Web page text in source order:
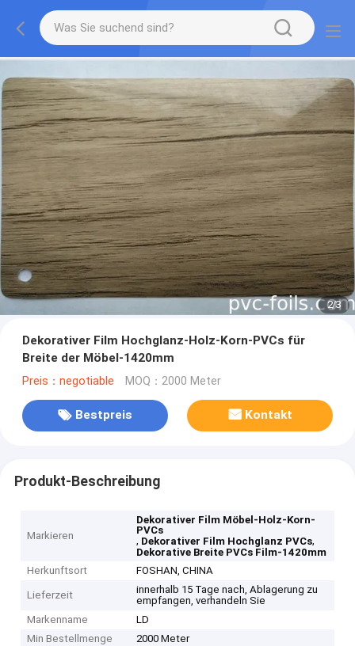
2/3
Dekorativer Film Hochglanz-Holz-Korn-PVCs für
Breite der Möbel-1420mm
Preis：negotiable MOQ：2000 Meter
Bestpreis Kontakt
Produkt-Beschreibung
Markieren
Dekorativer Film Möbel-Holz-Korn-
PVCs
, Dekorativer Film Hochglanz PVCs,
Dekorative Breite PVCs Film-1420mm
Herkunftsort
FOSHAN, CHINA
Lieferzeit
innerhalb 15 Tage nach, Ablagerung zu
empfangen, verhandeln Sie
Markenname
LD
Min Bestellmenge
2000 Meter